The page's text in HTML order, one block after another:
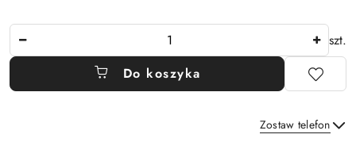
szt.
Do koszyka
Zostaw telefon